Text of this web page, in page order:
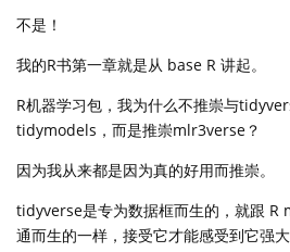
不是！
我的R书第一章就是从 base R 讲起。
R机器学习包，我为什么不推崇与
tidymodels，而是推崇mlr3verse？
因为我从来都是因为真的好用而推崇。
tidyverse是专为数据框而生的，就跟 R
通而生的一样，接受它才能感受到它强